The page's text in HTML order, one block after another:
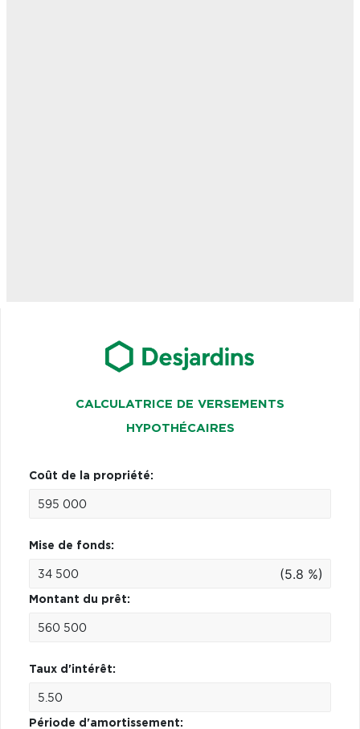
CALCULATRICE DE VERSEMENTS
HYPOTHÉCAIRES
Coût de la propriété:
Mise de fonds:
(5.8 %)
Montant du prêt:
Taux d'intérêt:
Période d'amortissement: